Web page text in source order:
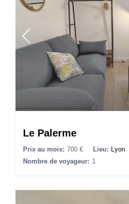
Le Palerme
Prix au mois: 700 € Lieu:
Lyon
Nombre de voyageur: 1